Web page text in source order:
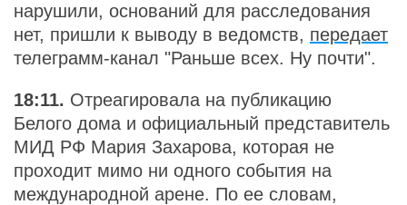
нарушили, оснований для расследования
нет, пришли к выводу в ведомств, передает
телеграмм-канал "Раньше всех. Ну почти".
18:11. Отреагировала на публикацию
Белого дома и официальный представитель
МИД РФ Мария Захарова, которая не
проходит мимо ни одного события на
международной арене. По ее словам,